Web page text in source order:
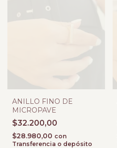
ANILLO FINO DE
MICROPAVE
$32.200,00
$28.980,00 con
Transferencia o depósito